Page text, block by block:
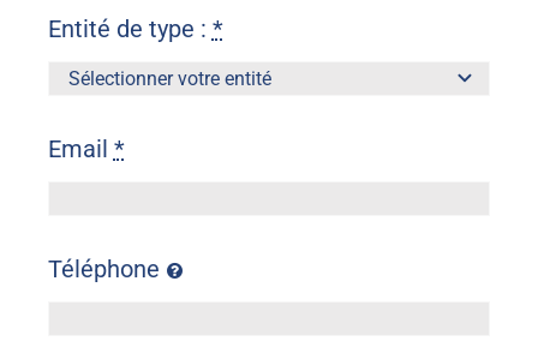
Entité de type : *
Email *
Téléphone